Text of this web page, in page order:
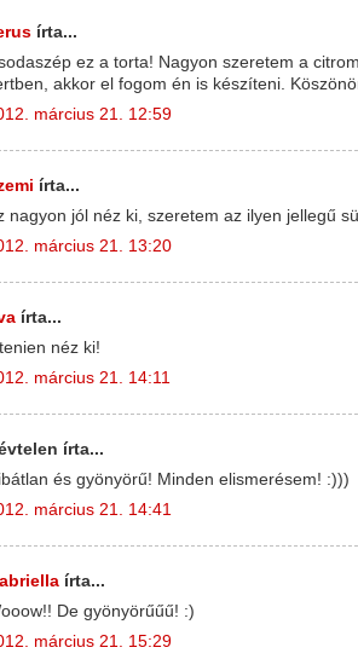
írta...
ez a torta! Nagyon szeretem a
akkor el fogom én is készíteni.
március 21. 12:59
írta...
nagyon jól néz ki, szeretem az ilyen jellegű
március 21. 13:20
írta...
néz ki!
március 21. 14:11
írta...
és gyönyörű! Minden elismerésem! :)))
március 21. 14:41
írta...
De gyönyörűűű! :)
március 21. 15:29